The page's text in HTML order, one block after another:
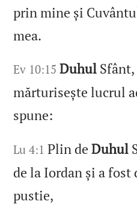
prin mine și
mea.
Ev 10:15 Duhul Sfânt,
mărturisește lucrul
spune:
Lu 4:1 Plin deDuhul
de la Iordan și a fost
pustie,